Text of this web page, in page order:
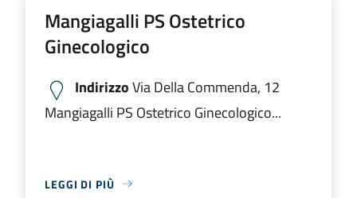
Mangiagalli PS Ostetrico
Ginecologico
IndirizzoVia Della Commenda, 12
Mangiagalli PS Ostetrico Ginecologico...
LEGGI DI PIÙ